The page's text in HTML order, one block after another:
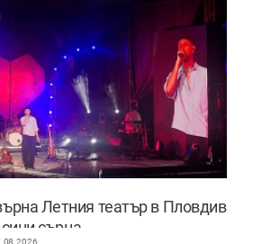
Летния театър в Пловдив
сърца